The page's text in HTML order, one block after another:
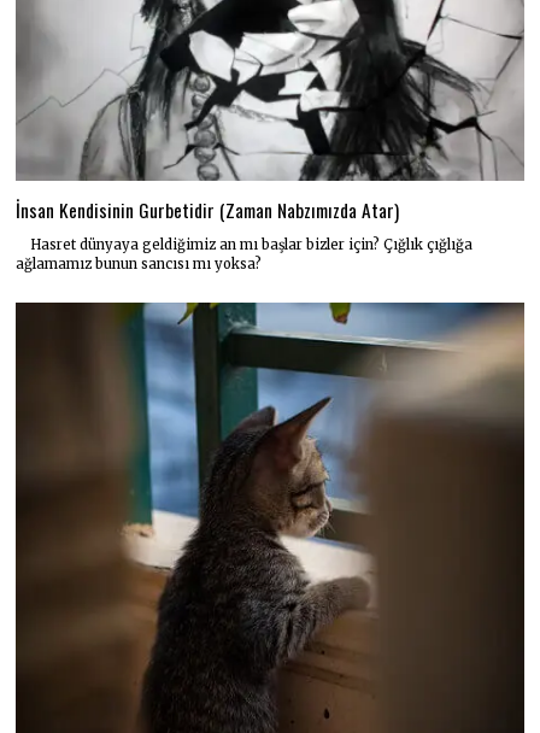
İnsan Kendisinin Gurbetidir (Zaman Nabzımızda Atar)
Hasret dünyaya geldiğimiz an mı başlar bizler için? Çığlık çığlığa
ağlamamız bunun sancısı mı yoksa?